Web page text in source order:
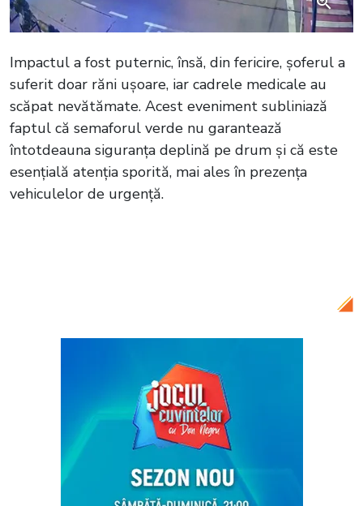
Impactul a fost puternic, însă, din fericire, șoferul a
suferit doar răni ușoare, iar cadrele medicale au
scăpat nevătămate. Acest eveniment subliniază
faptul că semaforul verde nu garantează
întotdeauna siguranța deplină pe drum și că este
esențială atenția sporită, mai ales în prezența
vehiculelor de urgență.